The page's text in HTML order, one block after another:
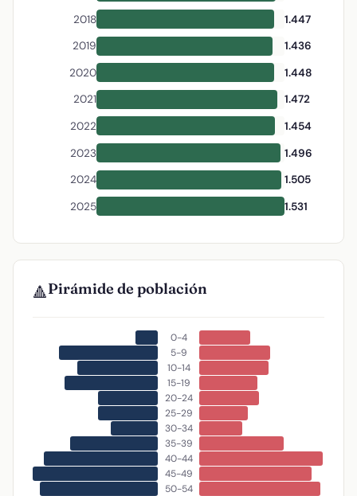
2018
1.447
2019
1.436
2020
1.448
2021
1.472
2022
1.454
2023
1.496
2024
1.505
2025
1.531
🔺Pirámide de población
0-4
5-9
10-14
15-19
20-24
25-29
30-34
35-39
40-44
45-49
50-54